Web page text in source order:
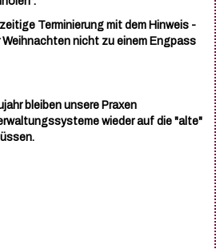
Terminierung mit dem Hinweis -
nicht zu einem Engpass
bleiben unsere Praxen
wieder auf die "alte"